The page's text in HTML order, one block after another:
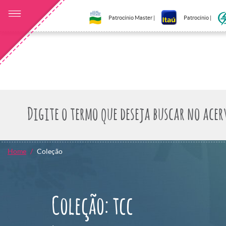
Patrocínio Master | Patrocínio |
Home Coleção
Coleção: tcc